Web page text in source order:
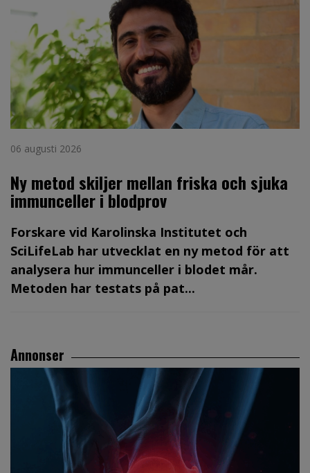
06 augusti 2026
Ny metod skiljer mellan friska och sjuka
immunceller i blodprov
Forskare vid Karolinska Institutet och
SciLifeLab har utvecklat en ny metod för att
analysera hur immunceller i blodet mår.
Metoden har testats på pat...
Annonser